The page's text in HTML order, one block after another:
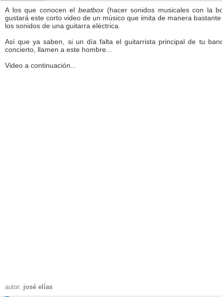
A los que conocen el beatbox(hacer sonidos musicales con la
gustará este corto video de un músico que imita de manera
los sonidos de una guitarra eléctrica.
Así que ya saben, si un día falta el guitarrista principal de tu
concierto, llamen a este hombre...
Video a continuación...
autor: josé elías